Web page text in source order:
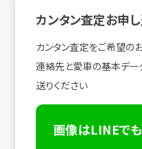
カンタン査定お申
カンタン査定をご希望の
連絡先と愛車の基本デ
送りください
画像はLINEでも